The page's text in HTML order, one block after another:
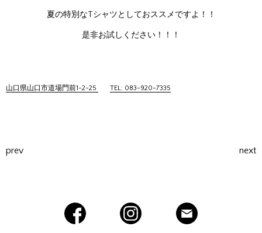
夏の特別なTシャツとしておススメですよ！！
是非お試しください！！！
山口県山口市道場門前1-2-25 TEL: 083-920-7335
prev next